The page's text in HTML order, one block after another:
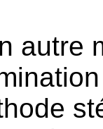
autre